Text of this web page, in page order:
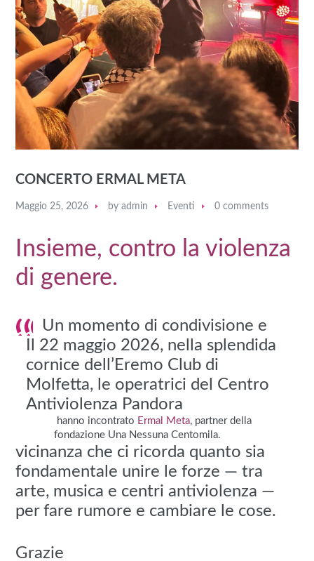
CONCERTO ERMAL META
Maggio 25, 2026 byadmin Eventi 0 comments
Insieme, contro la violenza
di genere.
Il 22 maggio 2026, nella splendida
cornice dell’Eremo Club di
Molfetta, le operatrici del Centro
Antiviolenza Pandora
hanno incontrato Ermal Meta, partner della
fondazione Una Nessuna Centomila.
Un momento di condivisione e
vicinanza che ci ricorda quanto sia
fondamentale unire le forze — tra
arte, musica e centri antiviolenza —
per fare rumore e cambiare le cose.
Grazie